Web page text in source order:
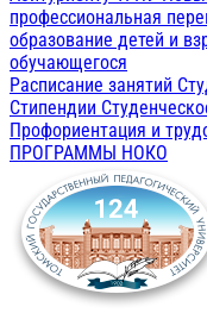
профессиональная
образование детей и
обучающегося
Расписание занятий
Стипендии
Профориентация и
ПРОГРАММЫ НОКО